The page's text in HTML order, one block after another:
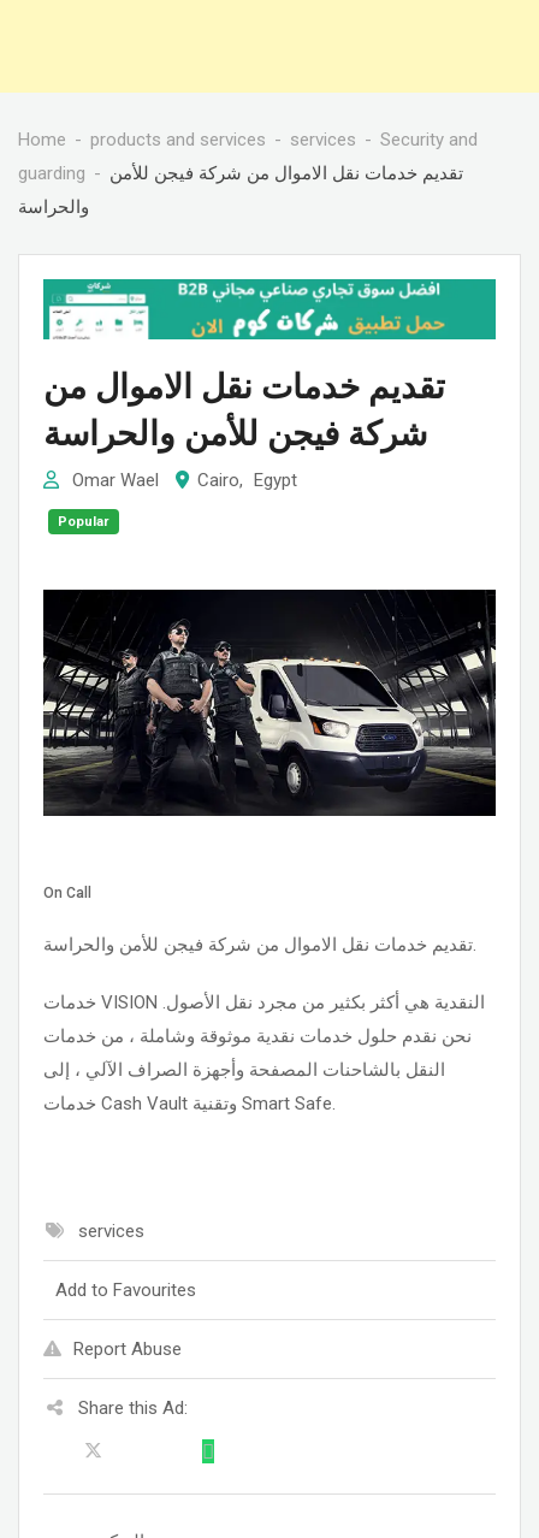
Home products and services services
Security and
guarding
تقديم خدمات نقل الاموال من شركة فيجن للأمن
والحراسة
تقديم خدمات نقل الاموال من
شركة فيجن للأمن والحراسة
Omar Wael Cairo, Egypt
Popular
On Call
تقديم خدمات نقل الاموال من شركة فيجن للأمن والحراسة.
خدمات VISION النقدية هي أكثر بكثير من مجرد نقل الأصول.
نحن نقدم حلول خدمات نقدية موثوقة وشاملة ، من خدمات
النقل بالشاحنات المصفحة وأجهزة الصراف الآلي ، إلى
خدمات Cash Vault وتقنية Smart Safe.
services
Add to Favourites
Report Abuse
Share this Ad: